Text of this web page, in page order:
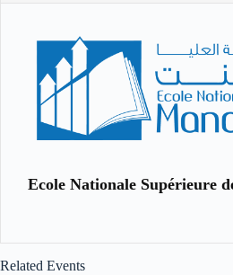
Ecole Nationale Supérieure
Related Events